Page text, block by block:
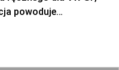
powoduje…